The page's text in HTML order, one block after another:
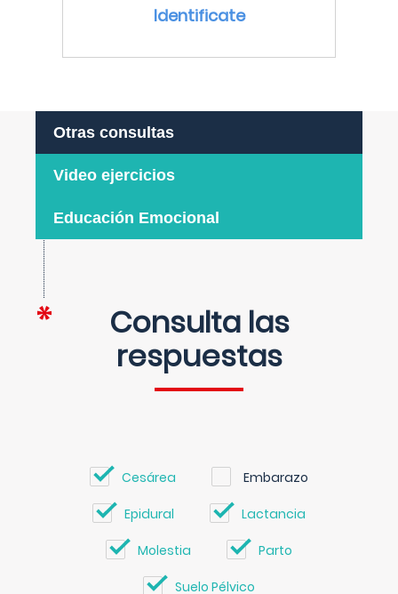
Identificate
Otras consultas
Video ejercicios
Educación Emocional
Consulta las
respuestas
Cesárea Embarazo
Epidural Lactancia
Molestia Parto
Suelo Pélvico